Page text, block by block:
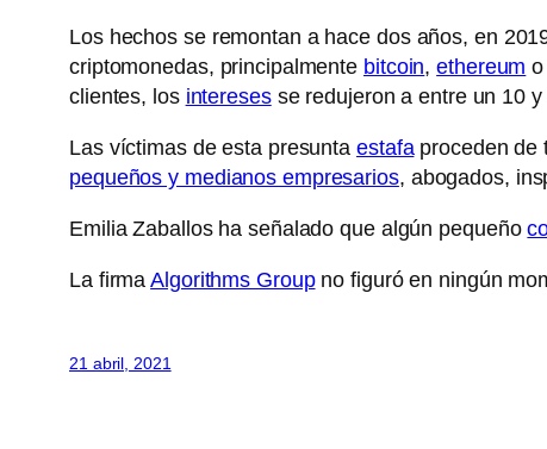
Los hechos se remontan a hace dos años, en
criptomonedas, principalmente bitcoin,ethereum
clientes, los interesesse redujeron a entre un 10
Las víctimas de esta presunta estafaproceden de
pequeños y medianos empresarios, abogados,
Emilia Zaballos ha señalado que algún pequeño
La firmaAlgorithms Groupno figuró en ningún
21 abril, 2021